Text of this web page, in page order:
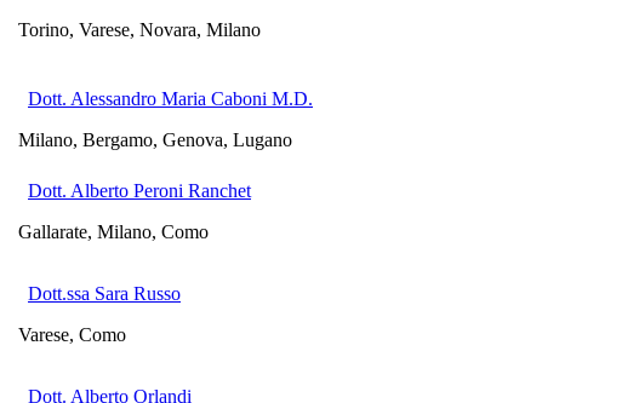
Torino, Varese, Novara, Milano
Dott. Alessandro Maria Caboni M.D.
Milano, Bergamo, Genova, Lugano
Dott. Alberto Peroni Ranchet
Gallarate, Milano, Como
Dott.ssa Sara Russo
Varese, Como
Dott. Alberto Orlandi